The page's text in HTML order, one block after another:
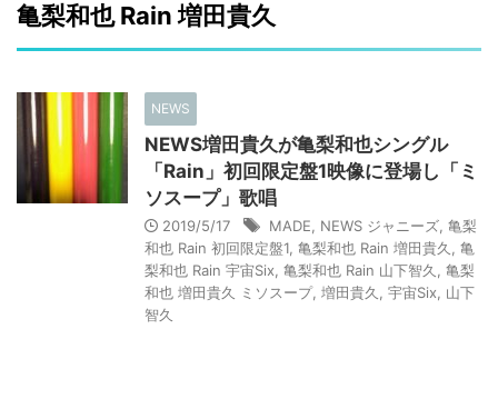
亀梨和也 Rain 増田貴久
NEWS
NEWS増田貴久が亀梨和也シングル
「Rain」初回限定盤1映像に登場し「ミ
ソスープ」歌唱
2019/5/17 MADE NEWS ジャニーズ 亀梨
和也 Rain 初回限定盤1 亀梨和也 Rain 増田貴久
亀
梨和也 Rain 宇宙Six 亀梨和也 Rain 山下智久
亀梨
和也 増田貴久 ミソスープ, 増田貴久 宇宙Six
山下
智久